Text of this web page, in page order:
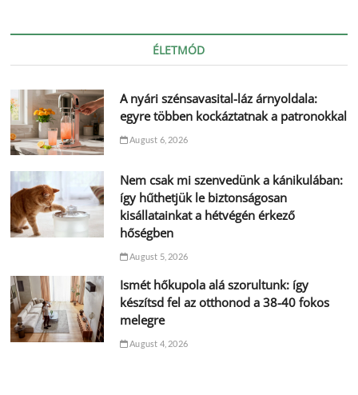
ÉLETMÓD
A nyári szénsavasital-láz árnyoldala:
egyre többen kockáztatnak a patronokkal
August 6, 2026
Nem csak mi szenvedünk a kánikulában:
így hűthetjük le biztonságosan
kisállatainkat a hétvégén érkező
hőségben
August 5, 2026
Ismét hőkupola alá szorultunk: így
készítsd fel az otthonod a 38-40 fokos
melegre
August 4, 2026